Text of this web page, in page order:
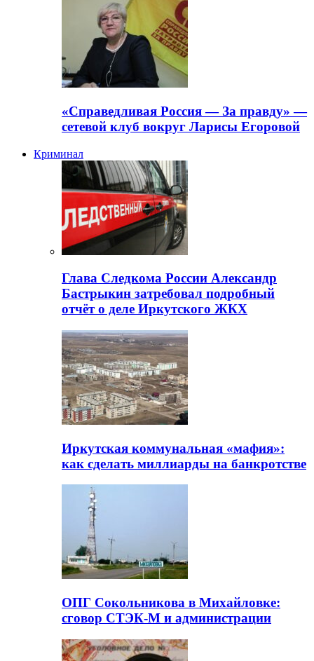
«Справедливая Россия — За правду» —
сетевой клуб вокруг Ларисы Егоровой
Криминал
Глава Следкома России Александр
Бастрыкин затребовал подробный
отчёт о деле Иркутского ЖКХ
Иркутская коммунальная «мафия»:
как сделать миллиарды на банкротстве
ОПГ Сокольникова в Михайловке:
сговор СТЭК-М и администрации